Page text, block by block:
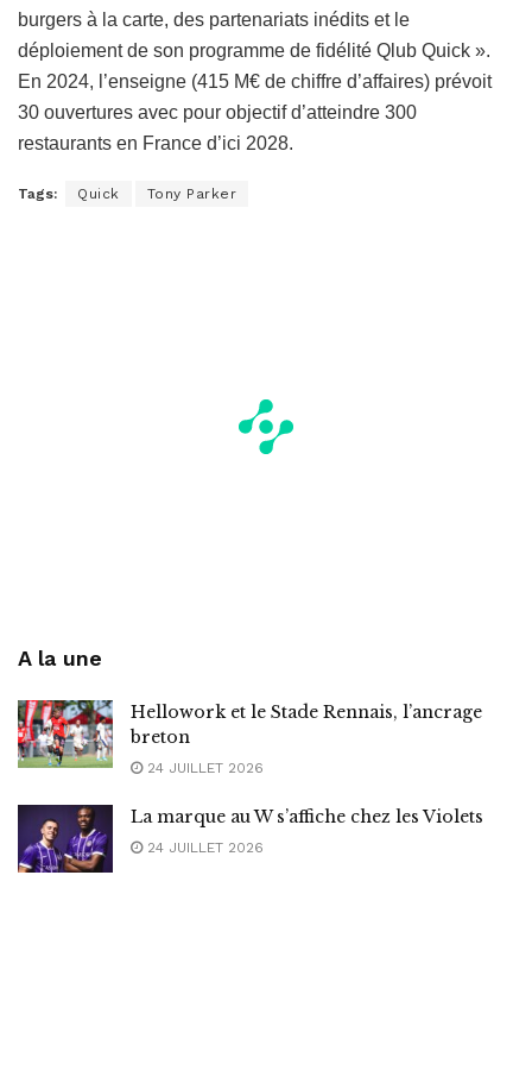
burgers à la carte, des partenariats inédits et le
déploiement de son programme de fidélité Qlub Quick ».
En 2024, l’enseigne (415 M€ de chiffre d’affaires) prévoit
30 ouvertures avec pour objectif d’atteindre 300
restaurants en France d’ici 2028.
Tags: Quick Tony Parker
A la une
Hellowork et le Stade Rennais, l’ancrage
breton
24 JUILLET 2026
La marque au W s’affiche chez les Violets
24 JUILLET 2026